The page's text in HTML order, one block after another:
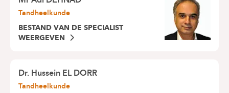
Tandheelkunde
BESTAND VAN DE SPECIALIST
WEERGEVEN
Dr.Hussein EL DORR
Tandheelkunde